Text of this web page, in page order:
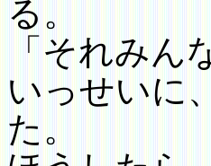
る。
「それみん
いっせいに
た。